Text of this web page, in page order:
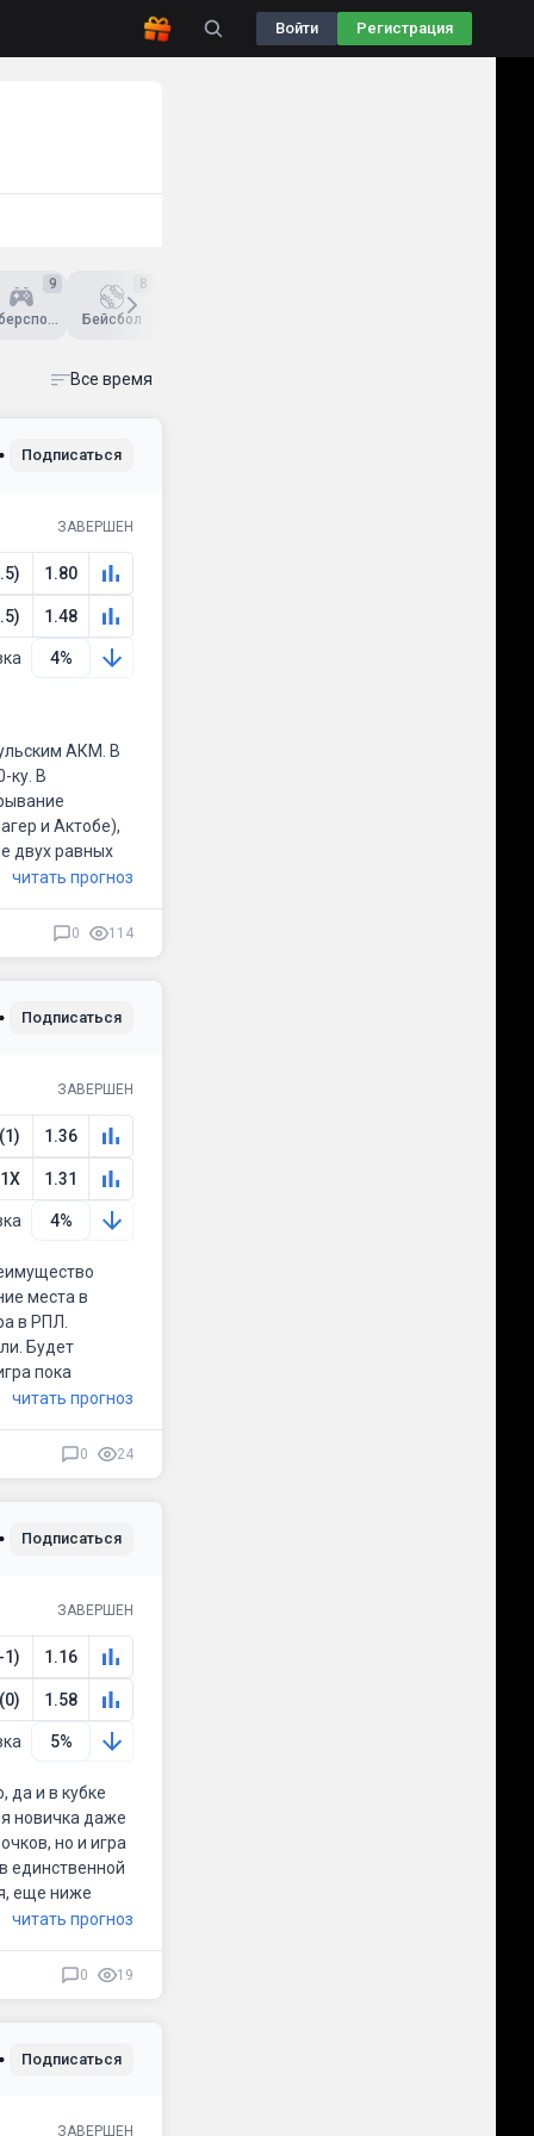
Войти Регистрация
Киберспорт
9
Бейсбол
8
Все время
Подписаться
ЗАВЕРШЕН
1.80
1.48
4%
ку. В
и Актобе),
сегодня
читать прогноз
0 114
Подписаться
ЗАВЕРШЕН
1.36
1.31
4%
места в
в РПЛ.
Будет
пока
читать прогноз
0 24
Подписаться
ЗАВЕРШЕН
1.16
1.58
5%
да и в кубке
новичка даже
но и игра
единственной
еще ниже
читать прогноз
0 19
Подписаться
ЗАВЕРШЕН